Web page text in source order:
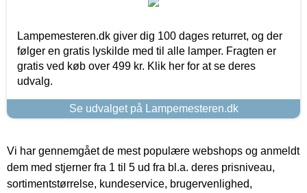
Lampemesteren.dk giver dig 100 dages returret, og der
følger en gratis lyskilde med til alle lamper. Fragten er
gratis ved køb over 499 kr. Klik her for at se deres
udvalg.
Se udvalget på Lampemesteren.dk
Vi har gennemgået de mest populære webshops og anmeldt
dem med stjerner fra 1 til 5 ud fra bl.a. deres prisniveau,
sortimentstørrelse, kundeservice, brugervenlighed,